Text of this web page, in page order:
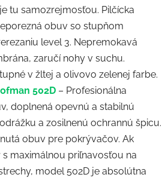
tu samozrejmosťou. Pilčícka
obuv so stupňom
level 3. Nepremokavá
zaručí nohy v suchu.
v žltej a olivovo zelenej farbe.
502D – Profesionálna
doplnená opevnú a stabilnú
a zosilnenú ochrannú špicu.
obuv pre pokrývačov. Ak
maximálnou priľnavosťou na
model 502D je absolútna